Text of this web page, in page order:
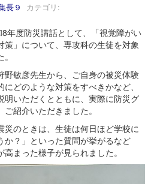
長９ カテゴリ:
年度防災講話として、「視覚障がい
策」について、専攻科の生徒を対象
野敏彦先生から、ご自身の被災体験
どのような対策をすべきかなど、
明いただくとともに、実際に防災グ
紹介いただきました。
災のときは、生徒は何日ほど学校に
か？」といった質問が挙がるなど
まった様子が見られました。